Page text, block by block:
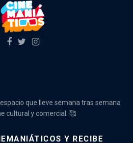
que lleve semana tras semana
cultural y comercial. 🥰
Y RECIBE